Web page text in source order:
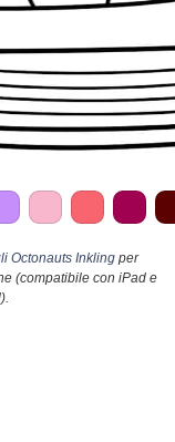
Octonauts Inklingper
(compatibile con iPad e